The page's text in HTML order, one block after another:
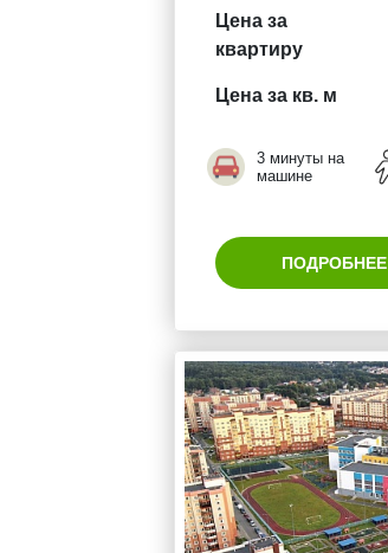
Цена за
квартиру
Цена за кв. м
3 минуты на
машине
ПОДРОБНЕЕ